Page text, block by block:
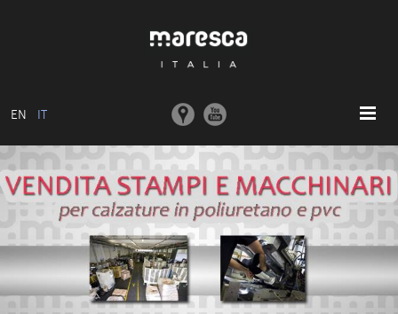
EN IT
HOME
ABOUT US
MODELLI BASE
COLLEZIONI
STAMPI E MACCHINARI